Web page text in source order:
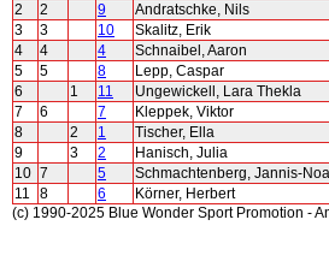
2
2 9 Andratschke, Nils
3
3 10 Skalitz, Erik
4
4 4 Schnaibel, Aaron
5
5 8 Lepp, Caspar
6
1 11 Ungewickell, Lara Thekla
7
6 7 Kleppek, Viktor
8
2 1 Tischer, Ella
9
3 2 Hanisch, Julia
10 7 5 Schmachtenberg, Jannis-
11
8 6 Körner, Herbert
(c) 1990-2025 Blue Wonder Sport Promotion -